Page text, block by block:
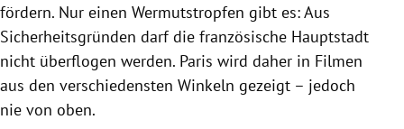
fördern. Nur einen Wermutstropfen gibt es: Aus
Sicherheitsgründen darf die französische Hauptstadt
nicht überflogen werden. Paris wird daher in Filmen
aus den verschiedensten Winkeln gezeigt – jedoch
nie von oben.